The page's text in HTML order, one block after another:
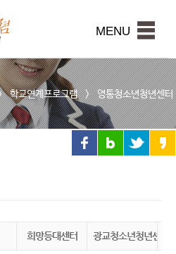
용 바로가기
MENU
학교연계프로그램>영통청소년청년센터
희망등대센터 광교청소년청년센터